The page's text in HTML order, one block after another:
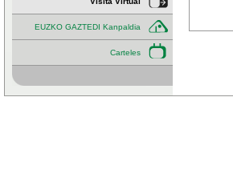
EUZKO GAZTEDI Kanpaldia
Carteles